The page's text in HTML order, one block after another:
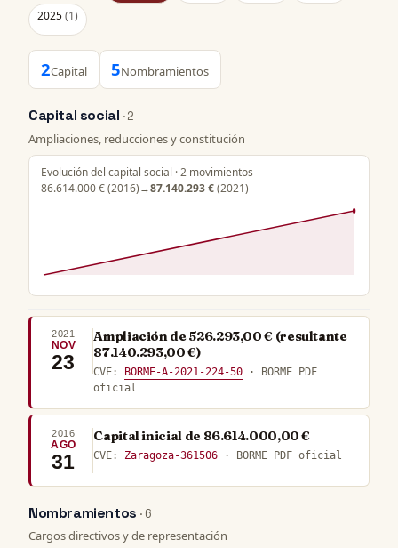
2025(1)
2Capital 5Nombramientos
Capital social · 2
Ampliaciones, reducciones y constitución
Evolución del capital social · 2 movimientos
86.614.000 €(2016)→87.140.293 €(2021)
2021
NOV
23
Ampliación de 526.293,00 € (resultante
87.140.293,00 €)
CVE: BORME-A-2021-224-50 · BORME PDF
oficial
2016
AGO
31
Capital inicial de 86.614.000,00 €
CVE: Zaragoza-361506 · BORME PDF oficial
Nombramientos · 6
Cargos directivos y de representación